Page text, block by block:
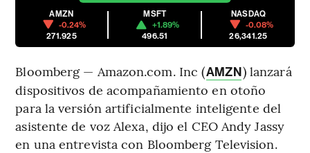
AMZN
-0.24%
271.925
MSFT
+1.89%
496.51
NASDAQ
-0.08%
26,341.25
Bloomberg — Amazon.com. Inc (AMZN) lanzará
dispositivos de acompañamiento en otoño
para la versión artificialmente inteligente del
asistente de voz Alexa, dijo el CEO Andy Jassy
en una entrevista con Bloomberg Television.